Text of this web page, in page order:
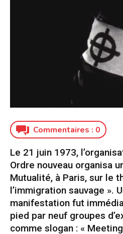
Commentaires : 0
Le 21 juin 1973,
Ordre nouveau organisa
Mutualité, à Paris, sur le
l’immigration sauvage ».
manifestation fut
pied par neuf groupes
comme slogan : «